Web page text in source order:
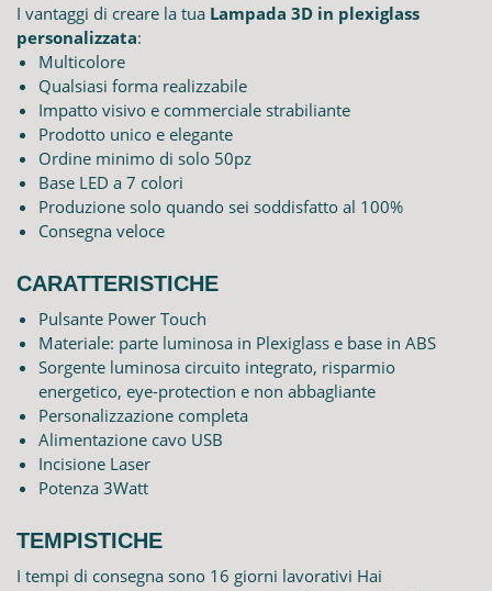
I vantaggi di creare la tua Lampada 3D in plexiglass
personalizzata:
Multicolore
Qualsiasi forma realizzabile
Impatto visivo e commerciale strabiliante
Prodotto unico e elegante
Ordine minimo di solo 50pz
Base LED a 7 colori
Produzione solo quando sei soddisfatto al 100%
Consegna veloce
CARATTERISTICHE
Pulsante Power Touch
Materiale: parte luminosa in Plexiglass e base in ABS
Sorgente luminosa circuito integrato, risparmio
energetico, eye-protection e non abbagliante
Personalizzazione completa
Alimentazione cavo USB
Incisione Laser
Potenza 3Watt
TEMPISTICHE
I tempi di consegna sono 16 giorni lavorativi Hai